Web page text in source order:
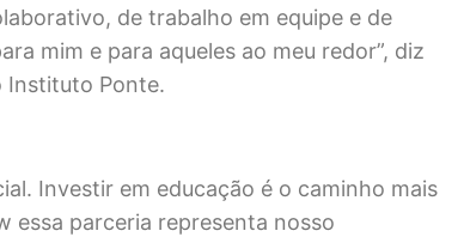
de trabalho em equipe e de
mim e para aqueles ao meu redor”, diz
Instituto Ponte.
Investir em educação é o caminho mais
essa parceria representa nosso